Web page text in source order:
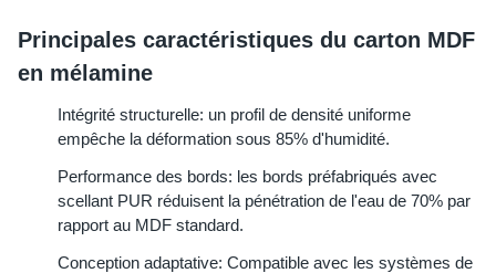
Principales caractéristiques du carton MDF
en mélamine
Intégrité structurelle: un profil de densité uniforme
empêche la déformation sous 85% d'humidité.
Performance des bords: les bords préfabriqués avec
scellant PUR réduisent la pénétration de l'eau de 70% par
rapport au MDF standard.
Conception adaptative: Compatible avec les systèmes de